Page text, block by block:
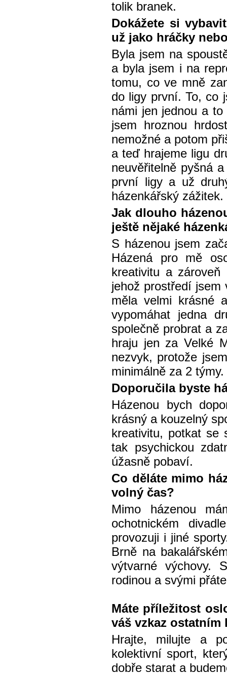
tolik branek.
Dokážete si
už jako hráčky
Byla jsem na
a byla jsem i na
tomu, co ve mně
do ligy první. To, co
námi jen jednou a
jsem hroznou
nemožné a potom
a teď hrajeme ligu
neuvěřitelně pyšná
první ligy a už
házenkářský zážitek.
Jak dlouho
ještě nějaké
S házenou jsem
Házená pro mě
kreativitu a
jehož prostředí
měla velmi krásné
vypomáhat jedna
společně probrat a
hraju jen za Velké
nezvyk, protože
minimálně za 2
Doporučila byste
Házenou bych
krásný a kouzelný
kreativitu, potkat se
tak psychickou
úžasně pobaví.
Co děláte mimo
volný čas?
Mimo házenou
ochotnickém
provozuji i jiné
Brně na
výtvarné výchovy.
rodinou a svými
Máte příležitost
váš vzkaz ostatním
Hrajte, milujte a
kolektivní sport,
dobře starat a